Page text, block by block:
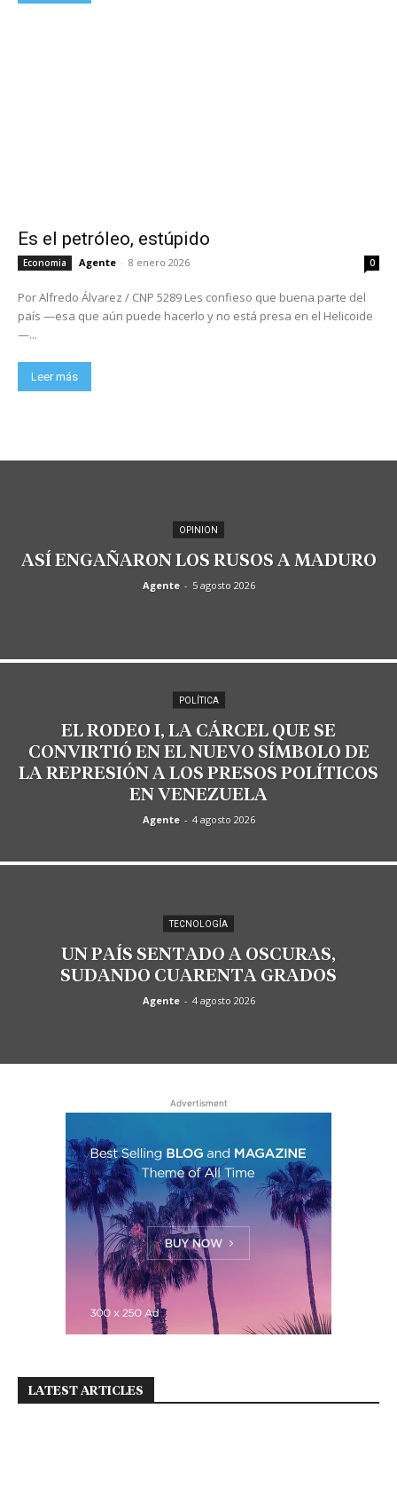
Es el petróleo, estúpido
Economia Agente - 8 enero 2026 0
Por Alfredo Álvarez / CNP 5289 Les confieso que buena parte del
país —esa que aún puede hacerlo y no está presa en el Helicoide
—...
Leer más
OPINION
ASÍ ENGAÑARON LOS RUSOS A MADURO
Agente - 5 agosto 2026
POLÍTICA
EL RODEO I, LA CÁRCEL QUE SE
CONVIRTIÓ EN EL NUEVO SÍMBOLO DE
LA REPRESIÓN A LOS PRESOS POLÍTICOS
EN VENEZUELA
Agente - 4 agosto 2026
TECNOLOGÍA
UN PAÍS SENTADO A OSCURAS,
SUDANDO CUARENTA GRADOS
Agente - 4 agosto 2026
Advertisment
LATEST ARTICLES